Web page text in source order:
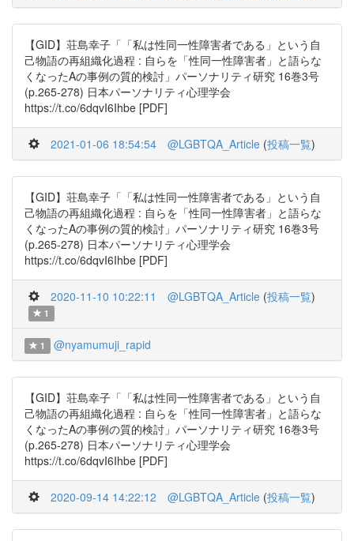
【GID】荘島幸子「「私は性同一性障害者である」という自
己物語の再組織化過程 : 自らを「性同一性障害者」と語らな
くなったAの事例の質的検討」パーソナリティ研究 16巻3号
(p.265-278) 日本パーソナリティ心理学会
https://t.co/6dqvI6Ihbe [PDF]
2021-01-06 18:54:54 @LGBTQA_Article (投稿一覧)
【GID】荘島幸子「「私は性同一性障害者である」という自
己物語の再組織化過程 : 自らを「性同一性障害者」と語らな
くなったAの事例の質的検討」パーソナリティ研究 16巻3号
(p.265-278) 日本パーソナリティ心理学会
https://t.co/6dqvI6Ihbe [PDF]
2020-11-10 10:22:11 @LGBTQA_Article (投稿一覧)
1
1 @nyamumuji_rapid
【GID】荘島幸子「「私は性同一性障害者である」という自
己物語の再組織化過程 : 自らを「性同一性障害者」と語らな
くなったAの事例の質的検討」パーソナリティ研究 16巻3号
(p.265-278) 日本パーソナリティ心理学会
https://t.co/6dqvI6Ihbe [PDF]
2020-09-14 14:22:12 @LGBTQA_Article (投稿一覧)